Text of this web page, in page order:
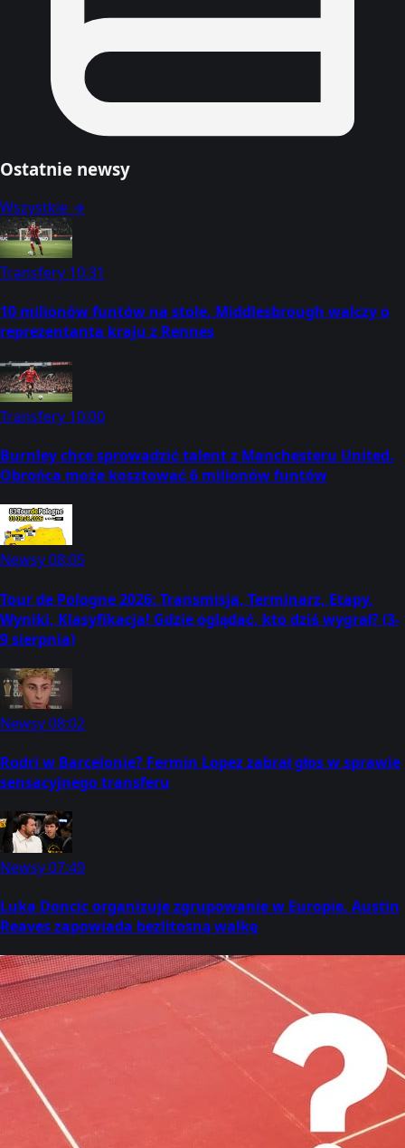
Ostatnie newsy
Wszystkie →
Transfery 10:31
10 milionów funtów na stole. Middlesbrough walczy o
reprezentanta kraju z Rennes
Transfery 10:00
Burnley chce sprowadzić talent z Manchesteru United.
Obrońca może kosztować 6 milionów funtów
Newsy08:05
Tour de Pologne 2026: Transmisja, Terminarz, Etapy,
Wyniki, Klasyfikacja! Gdzie oglądać, kto dziś wygrał? (3-
9 sierpnia)
Newsy08:02
Rodri w Barcelonie? Fermin Lopez zabrał głos w sprawie
sensacyjnego transferu
Newsy07:49
Luka Doncic organizuje zgrupowanie w Europie. Austin
Reaves zapowiada bezlitosną walkę